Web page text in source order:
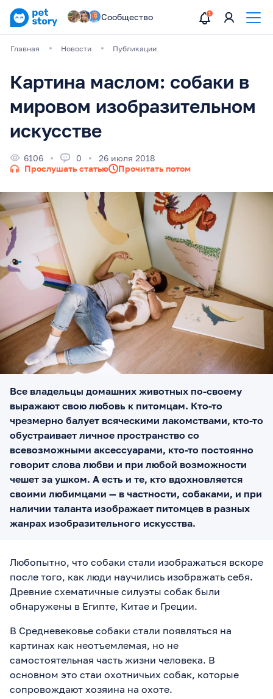
Сообщество
Главная Новости Публикации
Картина маслом: собаки в
мировом изобразительном
искусстве
6106 0
26 июля 2018
Прослушать статью
Прочитать потом
Все владельцы домашних животных по-своему
выражают свою любовь к питомцам. Кто-то
чрезмерно балует всяческими лакомствами, кто-то
обустраивает личное пространство со
всевозможными аксессуарами, кто-то постоянно
говорит слова любви и при любой возможности
чешет за ушком. А есть и те, кто вдохновляется
своими любимцами — в частности, собаками, и при
наличии таланта изображает питомцев в разных
жанрах изобразительного искусства.
Любопытно, что собаки стали изображаться вскоре
после того, как люди научились изображать себя.
Древние схематичные силуэты собак были
обнаружены в Египте, Китае и Греции.
В Средневековье собаки стали появляться на
картинах как неотъемлемая, но не
самостоятельная часть жизни человека. В
основном это стаи охотничьих собак, которые
сопровождают хозяина на охоте.